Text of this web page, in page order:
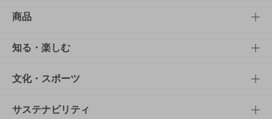
商品
商品TOP
商品一覧
商品発売情報
知る・楽しむ
知る・楽しむTOP
キャンペーン
文化・スポーツ
文化・スポーツTOP
サステナビリティ